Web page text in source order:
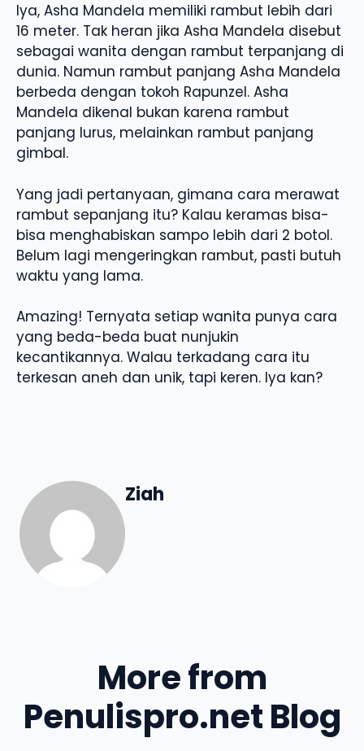
Iya, Asha Mandela memiliki rambut lebih dari
16 meter. Tak heran jika Asha Mandela disebut
sebagai wanita dengan rambut terpanjang di
dunia. Namun rambut panjang Asha Mandela
berbeda dengan tokoh Rapunzel. Asha
Mandela dikenal bukan karena rambut
panjang lurus, melainkan rambut panjang
gimbal.
Yang jadi pertanyaan, gimana cara merawat
rambut sepanjang itu? Kalau keramas bisa-
bisa menghabiskan sampo lebih dari 2 botol.
Belum lagi mengeringkan rambut, pasti butuh
waktu yang lama.
Amazing! Ternyata setiap wanita punya cara
yang beda-beda buat nunjukin
kecantikannya. Walau terkadang cara itu
terkesan aneh dan unik, tapi keren. Iya kan?
Ziah
More from
Penulispro.net Blog